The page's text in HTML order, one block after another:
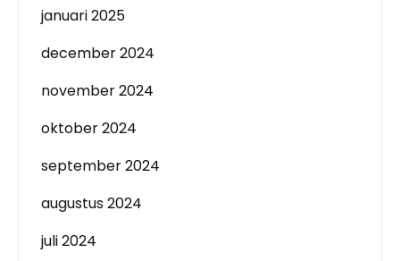
januari 2025
december 2024
november 2024
oktober 2024
september 2024
augustus 2024
juli 2024